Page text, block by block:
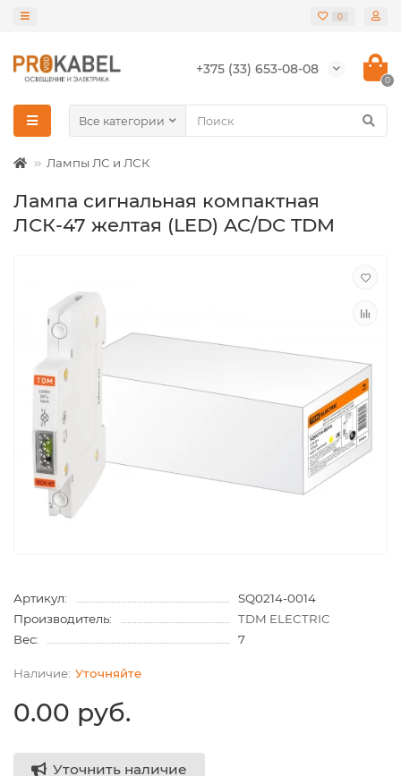
0
+375 (33) 653-08-08
0
Все категории
Лампы ЛС и ЛСК
Лампа сигнальная компактная
ЛСК-47 желтая (LED) AC/DC TDM
Артикул:
SQ0214-0014
Производитель:
TDM ELECTRIC
Вес:
7
Уточняйте
0.00 руб.
Уточнить наличие